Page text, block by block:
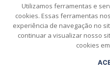
Utilizamos ferramentas e
cookies. Essas ferramentas
experiência de navegação no
continuar a visualizar nosso
cookies